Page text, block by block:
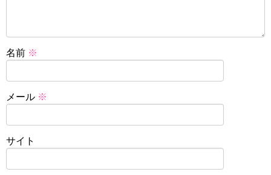
名前 ※
メール ※
サイト